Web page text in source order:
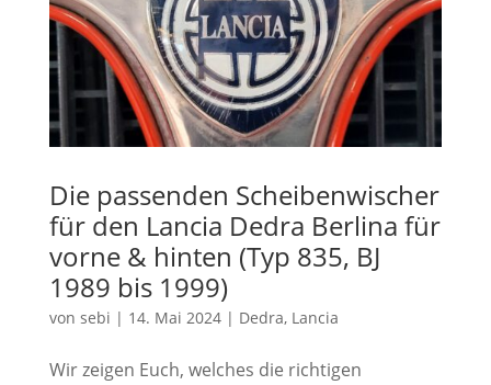
Die passenden Scheibenwischer
für den Lancia Dedra Berlina für
vorne & hinten (Typ 835, BJ
1989 bis 1999)
von sebi | 14. Mai 2024| Dedra, Lancia
Wir zeigen Euch, welches die richtigen